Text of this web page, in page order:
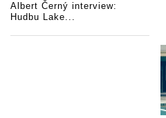
Albert Černý interview:
Hudbu Lake...